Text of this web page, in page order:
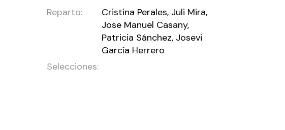
Reparto:
Cristina Perales, Juli Mira,
Jose Manuel Casany,
Patricia Sánchez, Josevi
García Herrero
Selecciones: